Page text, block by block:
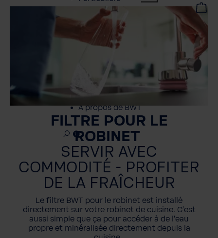
Professionnels
À propos de BWT
FILTRE POUR LE
ROBINET
SERVIR AVEC
COMMODITÉ - PROFITER
DE LA FRAÎCHEUR
Le filtre BWT pour le robinet est installé
directement sur votre robinet de cuisine. C'est
aussi simple que ça pour accéder à de l'eau
propre et minéralisée directement depuis la